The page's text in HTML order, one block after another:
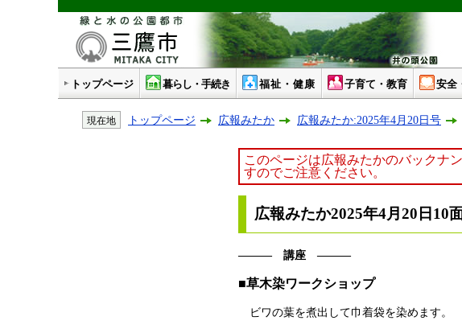
トップページ 暮らし・手続き 福祉・健康 子育て・教育 安全
現在地 トップページ 広報みたか 広報みたか:2025年4月20日号
このページは広報みたかのバックナ
すのでご注意ください。
広報みたか2025年4月20日10
――― 講座 ―――
■草木染ワークショップ
ビワの葉を煮出して巾着袋を染めます。